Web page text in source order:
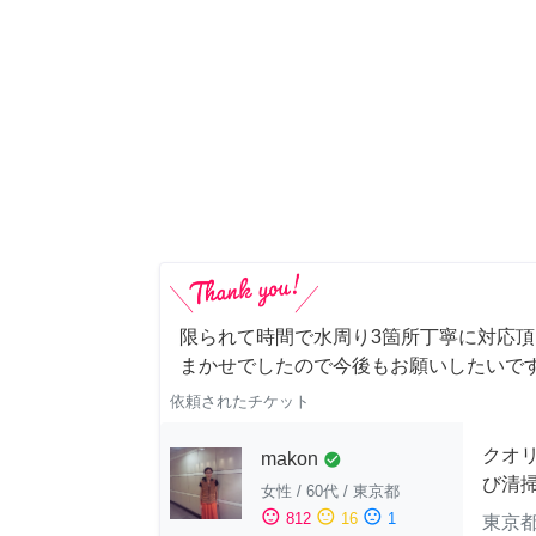
限られて時間で水周り3箇所丁寧に対応
まかせでしたので今後もお願いしたいで
依頼されたチケット
makon check_circle
女性 / 60代 / 東京都
sentiment_satisfied 812 sentiment_neutral 16 sentiment_dissatisfied 1
クオ
び清
東京